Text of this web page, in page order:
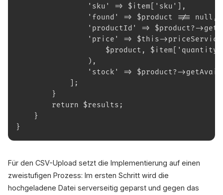
'sku' => $item['sku'],
'found' => $product !== null,
'productId' => $product?-
'price' => $this->priceService-
$product, $item['quantity'],
),
'stock' => $product?-
];
}
return $results;
}
}
Für den CSV-Upload setzt die Implementierung auf einen
zweistufigen Prozess: Im ersten Schritt wird die
hochgeladene Datei serverseitig geparst und gegen das